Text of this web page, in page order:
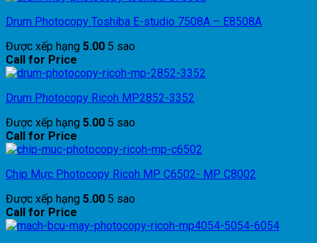
Drum Photocopy Toshiba E-studio 7508A – E8508A
Được xếp hạng 5.00 5 sao
Call for Price
Drum Photocopy Ricoh MP2852-3352
Được xếp hạng 5.00 5 sao
Call for Price
Chip Mực Photocopy Ricoh MP C6502- MP C8002
Được xếp hạng 5.00 5 sao
Call for Price